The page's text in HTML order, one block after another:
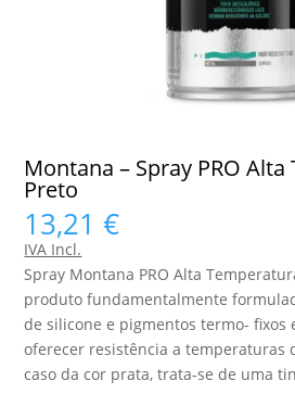
Montana – Spray PRO
Preto
13,21€
IVA Incl.
Spray Montana PRO Alta
produto fundamentalmente
de silicone e pigmentos termo- fixos
oferecer resistência a temperaturas
caso da cor prata, trata-se de uma